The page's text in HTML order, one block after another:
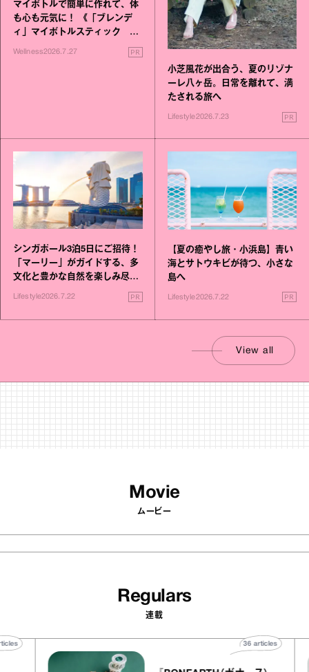
マイボトルで簡単に作れて、体
も心も元気に！ 《「ブレンデ
ィ」マイボトルスティック い
いこと毎日》シリーズが誕生
Wellness2026.7.27 PR
小芝風花が出合う、夏のリゾナ
ーレ八ヶ岳。日常を離れて、満
たされる旅へ
Lifestyle2026.7.23 PR
シンガポール3泊5日にご招待！
「マーリー」がガイドする、多
文化と豊かな自然を楽しみ尽く
す旅
Lifestyle2026.7.22 PR
【夏の癒やし旅・小浜島】青い
海とサトウキビが待つ、小さな
島へ
Lifestyle2026.7.22 PR
View all
Movie
ムービー
Regulars
連載
40articles 36articles